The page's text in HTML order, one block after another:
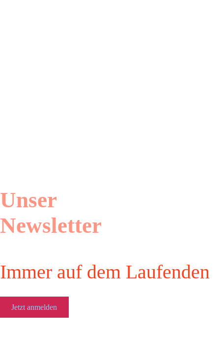
Unser
Newsletter
Immer auf dem Laufenden
Jetzt anmelden